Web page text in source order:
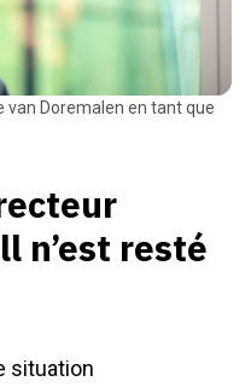
n’est resté
situation